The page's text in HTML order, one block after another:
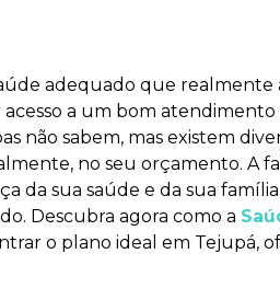
adequado que realmente
a um bom
não sabem, mas existem
no seu orçamento. A
da sua saúde e da sua
Descubra agora como a
o plano ideal em Tejupá,